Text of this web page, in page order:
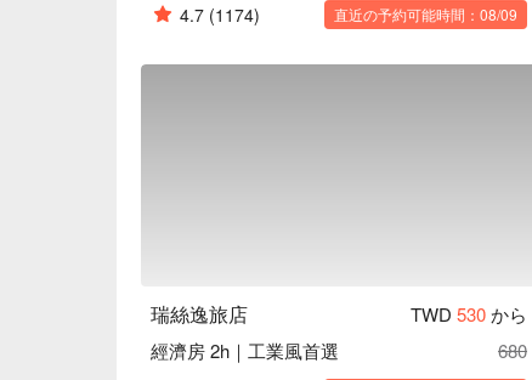
4.7 (1174) 直近の予約可能時間：08/09
瑞絲逸旅店 TWD 530から
經濟房 2h｜工業風首選
680